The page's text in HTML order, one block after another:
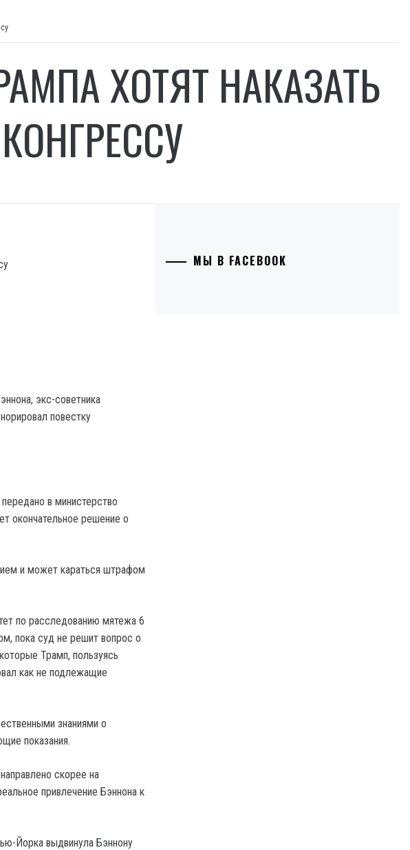
ХОТЯТ НАКАЗАТЬ
экс-советника
повестку
в министерство
окончательное решение о
и может караться штрафом
по расследованию мятежа 6
пока суд не решит вопрос о
Трамп, пользуясь
как не подлежащие
знаниями о
показания.
скорее на
привлечение Бэннона к
Йорка выдвинула Бэннону
МЫ В FACEBOOK